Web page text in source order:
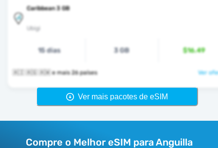
Caribbean 3 GB
Ubigi
15 dias 3 GB $16.49
🇦🇮 🇦🇬 🇦🇼 e mais 26 países Ver
Ver mais pacotes de eSIM
Compre o Melhor eSIM para Anguilla